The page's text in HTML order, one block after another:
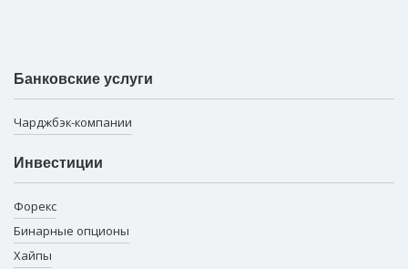
Банковские услуги
Чарджбэк-компании
Инвестиции
Форекс
Бинарные опционы
Хайпы